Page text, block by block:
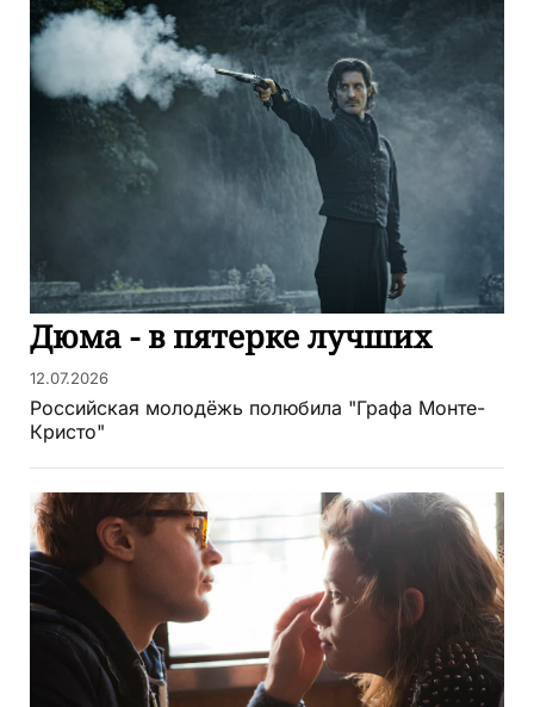
Дюма - в пятерке лучших
12.07.2026
Российская молодёжь полюбила "Графа Монте-
Кристо"